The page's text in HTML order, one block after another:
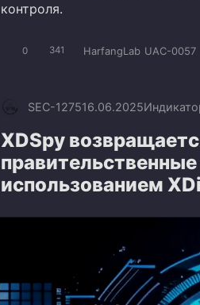
контроля.
0 341 HarfangLab UAC-0057
SEC-127516.06.2025
XDSpy
использованием